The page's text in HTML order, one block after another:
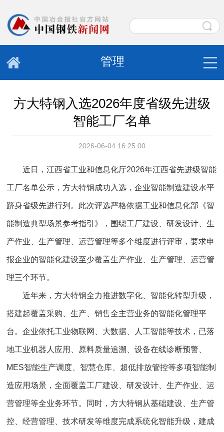
管理
方大特钢入选2026年度省级先进级
智能工厂名单
2026-06-04 16:25:00
近日，江西省工业和信息化厅2026年江西省先进级智能
工厂名单公示，方大特钢成功入选，企业智能制造建设水平
跻身省级先进行列。此次评选严格依据工业和信息化部《智
能制造典型场景参考指引》，围绕工厂建设、研发设计、生
产作业、生产管理、运营管理等多个维度进行评审，要求申
报企业的智能化建设至少覆盖生产作业、生产管理、运营管
理三个环节。
近年来，方大特钢全力推进数字化、智能化转型升级，
搭建起覆盖采购、生产、销售全主营业务的智能化管理平
台。企业依托工业物联网、大数据、人工智能等技术，已落
地工业机器人应用、原料质量追溯、设备在线诊断预警、
MES智能生产调度、智慧仓库、超低排放管控等多项智能制
造应用场景，全面覆盖工厂建设、研发设计、生产作业、运
营管理等全业务环节。同时，方大特钢从基础建设、生产管
控、经营管理、技术研发等维度完成系统化智能升级，建成